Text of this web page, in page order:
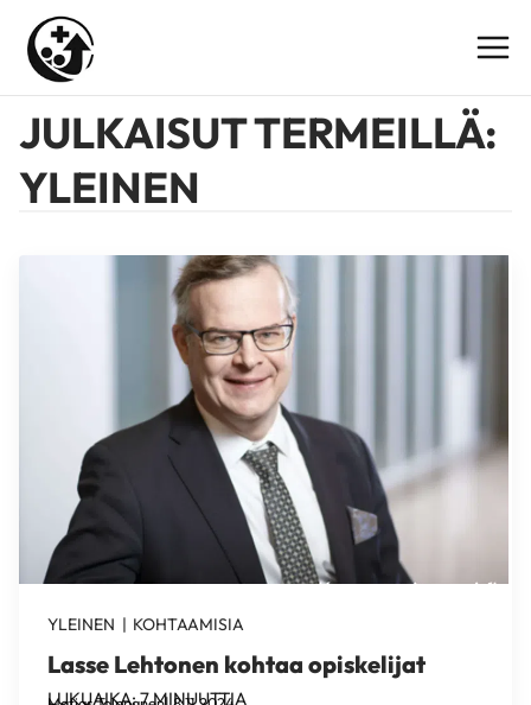
Siirry
sisältöön
JULKAISUT TERMEILLÄ:
YLEINEN
YLEINEN | KOHTAAMISIA
Lasse Lehtonen kohtaa opiskelijat
LUKUAIKA:7MINUUTTIA